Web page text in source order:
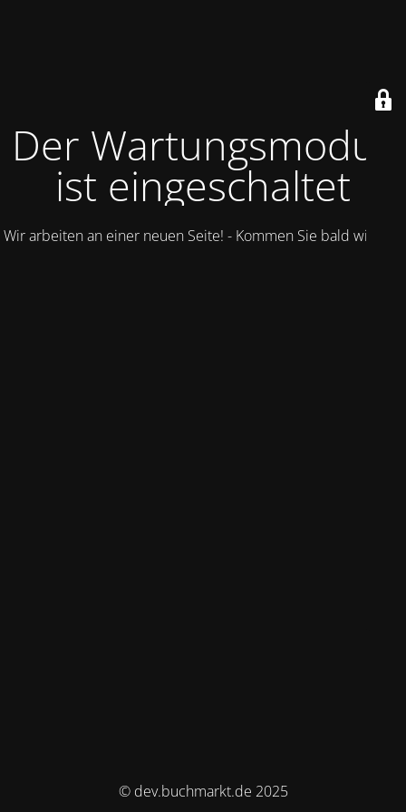
Der Wartungsmodus
ist eingeschaltet
Wir arbeiten an einer neuen Seite! - Kommen Sie bald wieder.
© dev.buchmarkt.de 2025